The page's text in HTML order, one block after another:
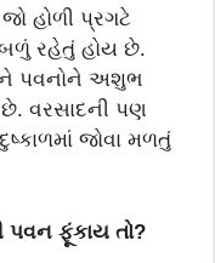
હોળી પ્રગટે
રહેતું હોય છે.
પવનોને અશુભ
વરસાદની પણ
જોવા મળતું
પવન ફૂંકાય તો?